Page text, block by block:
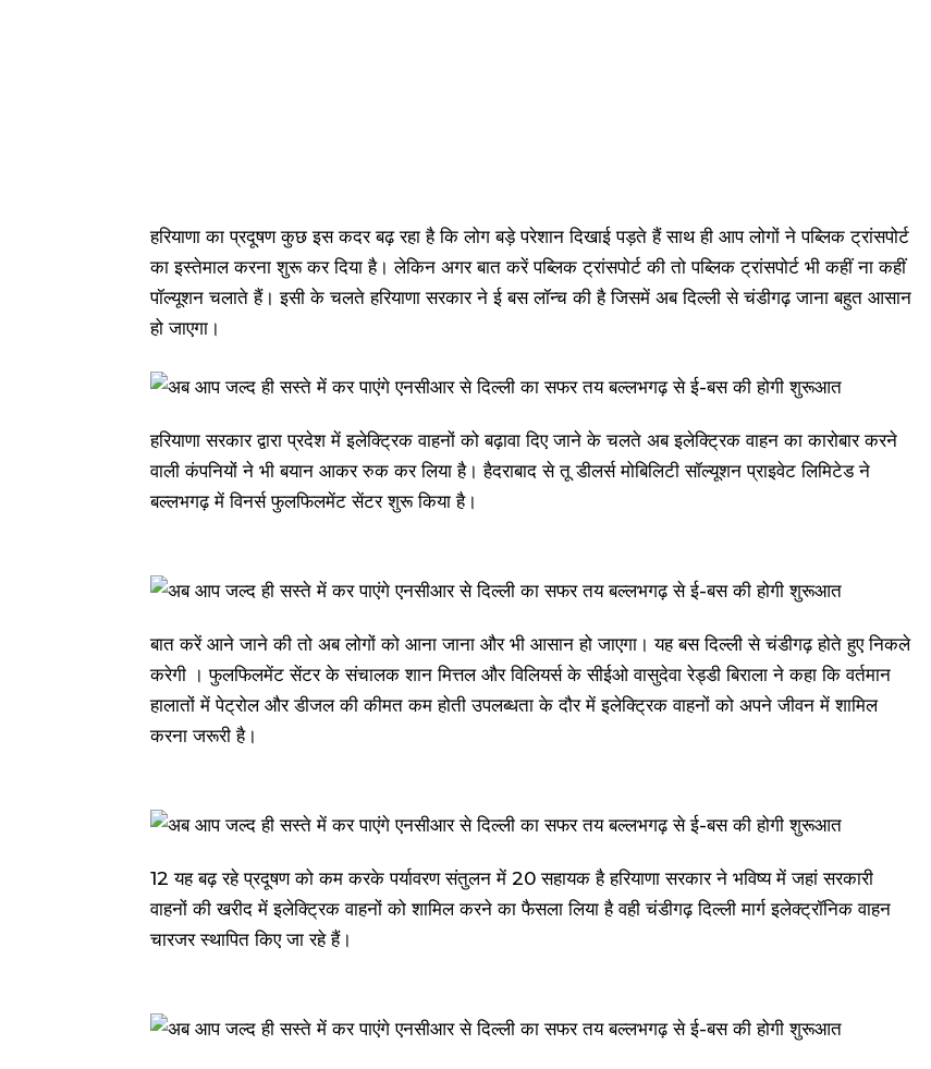
हरियाणा का प्रदूषण कुछ इस कदर बढ़ रहा है कि लोग बड़े परेशान दिखाई पड़ते हैं साथ ही आप लोगों ने पब्लिक ट्रांसपोर्ट
का इस्तेमाल करना शुरू कर दिया है। लेकिन अगर बात करें पब्लिक ट्रांसपोर्ट की तो पब्लिक ट्रांसपोर्ट भी कहीं ना कहीं
पॉल्यूशन चलाते हैं। इसी के चलते हरियाणा सरकार ने ई बस लॉन्च की है जिसमें अब दिल्ली से चंडीगढ़ जाना बहुत आसान
हो जाएगा।
हरियाणा सरकार द्वारा प्रदेश में इलेक्ट्रिक वाहनों को बढ़ावा दिए जाने के चलते अब इलेक्ट्रिक वाहन का कारोबार करने
वाली कंपनियों ने भी बयान आकर रुक कर लिया है। हैदराबाद से तू डीलर्स मोबिलिटी सॉल्यूशन प्राइवेट लिमिटेड ने
बल्लभगढ़ में विनर्स फुलफिलमेंट सेंटर शुरू किया है।
बात करें आने जाने की तो अब लोगों को आना जाना और भी आसान हो जाएगा। यह बस दिल्ली से चंडीगढ़ होते हुए निकले
करेगी । फुलफिलमेंट सेंटर के संचालक शान मित्तल और विलियर्स के सीईओ वासुदेवा रेड्डी बिराला ने कहा कि वर्तमान
हालातों में पेट्रोल और डीजल की कीमत कम होती उपलब्धता के दौर में इलेक्ट्रिक वाहनों को अपने जीवन में शामिल
करना जरूरी है।
12 यह बढ़ रहे प्रदूषण को कम करके पर्यावरण संतुलन में 20 सहायक है हरियाणा सरकार ने भविष्य में जहां सरकारी
वाहनों की खरीद में इलेक्ट्रिक वाहनों को शामिल करने का फैसला लिया है वही चंडीगढ़ दिल्ली मार्ग इलेक्ट्रॉनिक वाहन
चारजर स्थापित किए जा रहे हैं।